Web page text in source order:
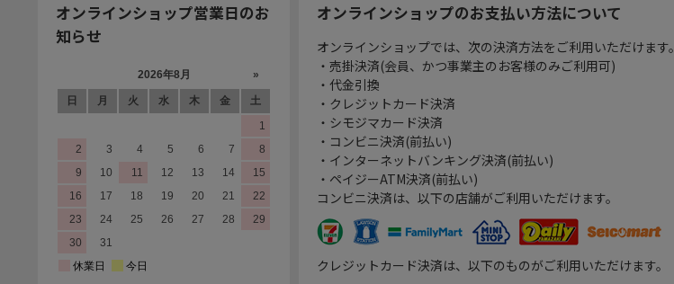
オンラインショップ営業日のお
知らせ
オンラインショップのお支払い方法について
オンラインショップでは、次の決済方法をご利用いただけます。
・売掛決済(会員、かつ事業主のお客様のみご利用可)
・代金引換
・クレジットカード決済
・シモジマカード決済
・コンビニ決済(前払い)
・インターネットバンキング決済(前払い)
・ペイジーATM決済(前払い)
コンビニ決済は、以下の店舗がご利用いただけます。
クレジットカード決済は、以下のものがご利用いただけます。